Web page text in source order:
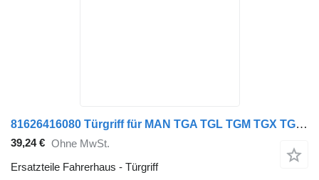
81626416080 Türgriff für MAN TGA TGL TGM TGX TGS Sattelzugmaschine
39,24 € Ohne MwSt.
Ersatzteile Fahrerhaus - Türgriff